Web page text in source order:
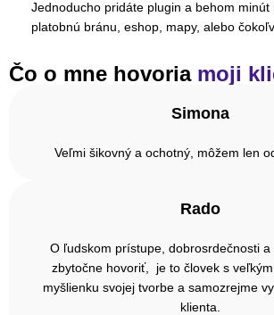
Jednoducho pridáte plugin a behom minút
platobnú bránu, eshop, mapy, alebo
Čo o mne hovoriamoji
Simona
Veľmi šikovný a ochotný, môžem len
Rado
O ľudskom prístupe, dobrosrdečnosti a
zbytočne hovoriť, je to človek s
myšlienku svojej tvorbe a samozrejme
klienta.